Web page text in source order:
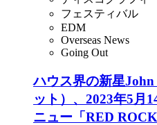
フェスティバル
EDM
Overseas News
Going Out
ハウス界の新星
ット）、2023年5月
ニュー「RED